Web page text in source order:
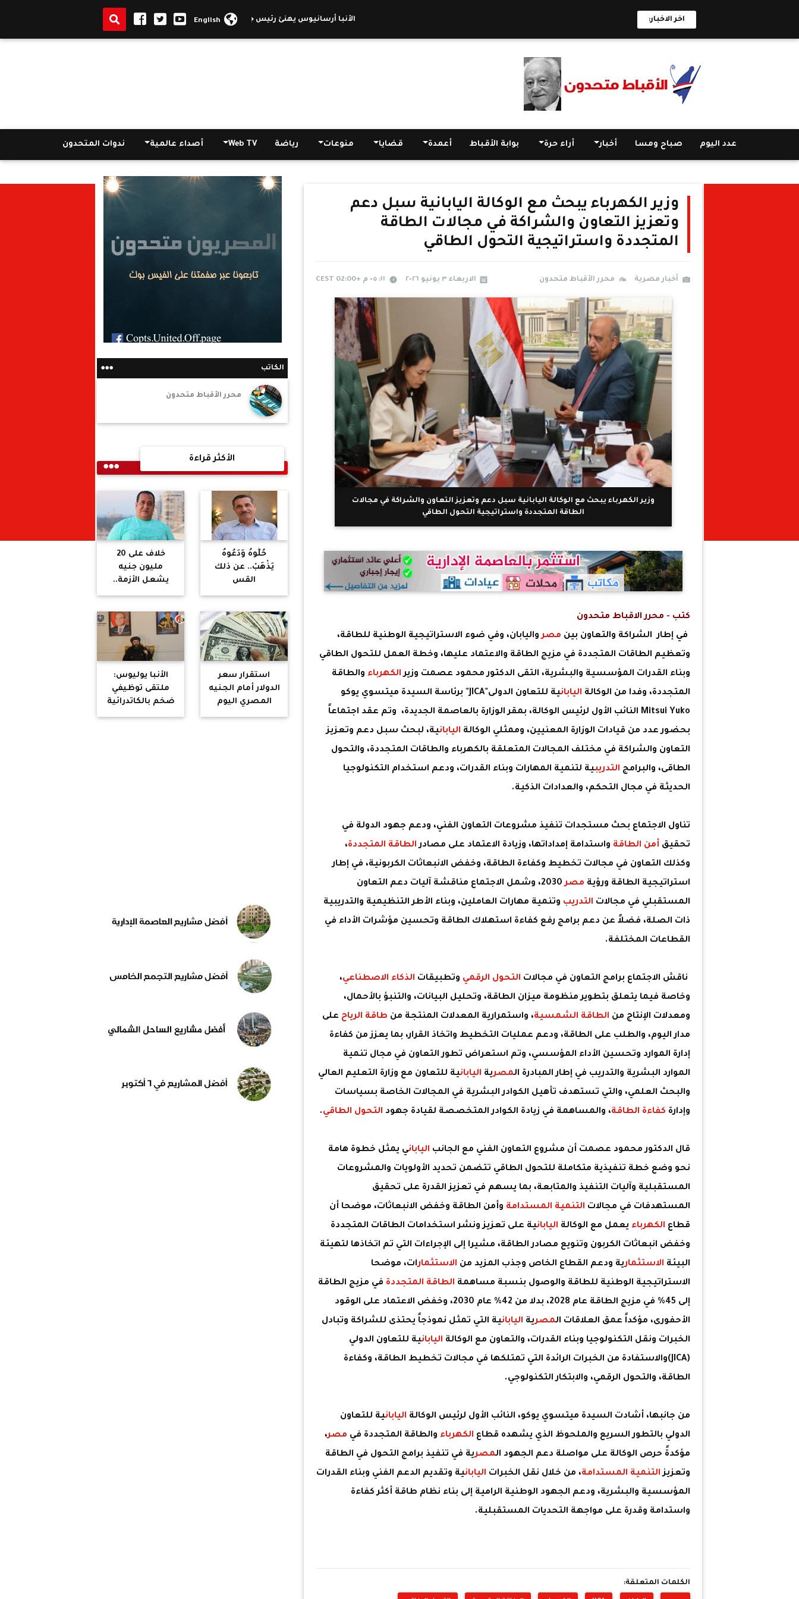
اخر الاخبار: الأنبا أرسانيوس يهنئ رئيس جامعة الوادى الجديد بعيد الأضحى ويشيد بالدور العلمي والوطني للجامعة
English
عدد اليوم صباح ومسا أخبار أراء حرة بوابة الأقباط أعمدة قضايا منوعات رياضة Web TV أصداء عالمية ندوات المتحدون
وزير الكهرباء يبحث مع الوكالة اليابانية سبل دعم
وتعزيز التعاون والشراكة في مجالات الطاقة
المتجددة واستراتيجية التحول الطاقي
أخبار مصرية محرر الأقباط متحدون الاربعاء ٣ يونيو ٢٠٢٦ ١١: ٠٥ م +02:00 CEST
وزير الكهرباء يبحث مع الوكالة اليابانية سبل دعم وتعزيز التعاون والشراكة في مجالات
الطاقة المتجددة واستراتيجية التحول الطاقي
كتب - محرر الاقباط متحدون
في إطار الشراكة والتعاون بين مصرواليابان، وفي ضوء الاستراتيجية الوطنية للطاقة،
وتعظيم الطاقات المتجددة في مزيج الطاقة والاعتماد عليها، وخطة العمل للتحول الطاقي
وبناء القدرات المؤسسية والبشرية، التقى الدكتور محمود عصمت وزيرالكهرباء والطاقة
المتجددة، وفدا من الوكالة اليابان
ية للتعاون الدولى"JICA" برئاسة السيدة ميتسوي يوكو
Mitsui Yuko النائب الأول لرئيس الوكالة، بمقر الوزارة بالعاصمة الجديدة، وتم عقد اجتماعاً
بحضور عدد من قيادات الوزارة المعنيين، وممثلي الوكالة اليابانية، لبحث سبل دعم وتعزيز
التعاون والشراكة في مختلف المجالات المتعلقة بالكهرباء والطاقات المتجددة، والتحول
الطاقى، والبرامج التدريبية لتنمية المهارات وبناء القدرات، ودعم استخدام التكنولوجيا
الحديثة في مجال التحكم، والعدادات الذكية.
تناول الاجتماع بحث مستجدات تنفيذ مشروعات التعاون الفني، ودعم جهود الدولة في
تحقيق أمن الطاقة واستدامة إمداداتها، وزيادة الاعتماد على مصادرالطاقة المتجددة،
وكذلك التعاون في مجالات تخطيط وكفاءة الطاقة، وخفض الانبعاثات الكربونية، في إطار
استراتيجية الطاقة ورؤية مصر
2030، وشمل الاجتماع مناقشة آليات دعم التعاون
المستقبلي في مجالات التدريب وتنمية مهارات العاملين، وبناء الأطر التنظيمية والتدريبية
ذات الصلة، فضلاً عن دعم برامج رفع كفاءة استهلاك الطاقة وتحسين مؤشرات الأداء في
القطاعات المختلفة.
ناقش الاجتماع برامج التعاون في مجالات التحول الرقمي وتطبيقات الذكاء الاصطناعي،
وخاصة فيما يتعلق بتطوير منظومة ميزان الطاقة، وتحليل البيانات، والتنبؤ بالأحمال،
ومعدلات الإنتاج من الطاقة الشمسية، واستمرارية المعدلات المنتجة من طاقة الرياح على
مدار اليوم، والطلب على الطاقة، ودعم عمليات التخطيط واتخاذ القرار، بما يعزز من كفاءة
إدارة الموارد وتحسين الأداء المؤسسي، وتم استعراض تطور التعاون في مجال تنمية
الموارد البشرية والتدريب في إطار المبادرة المصرية اليابانية للتعاون مع وزارة التعليم العالي
والبحث العلمي، والتي تستهدف تأهيل الكوادر البشرية في المجالات الخاصة بسياسات
وإدارة كفاءة الطاقة، والمساهمة في زيادة الكوادر المتخصصة لقيادة جهود التحول الطاقي.
قال الدكتور محمود عصمت أن مشروع التعاون الفني مع الجانب الياباني يمثل خطوة هامة
نحو وضع خطة تنفيذية متكاملة للتحول الطاقي تتضمن تحديد الأولويات والمشروعات
المستقبلية وآليات التنفيذ والمتابعة، بما يسهم في تعزيز القدرة على تحقيق
المستهدفات في مجالات التنمية المستدامة وأمن الطاقة وخفض الانبعاثات، موضحا أن
قطاع الكهرباء يعمل مع الوكالة اليابانية على تعزيز ونشر استخدامات الطاقات المتجددة
وخفض انبعاثات الكربون وتنويع مصادر الطاقة، مشيرا إلى الإجراءات التي تم اتخاذها لتهيئة
البيئة الاستثمارية ودعم القطاع الخاص وجذب المزيد من الاستثمارات، موضحا
الاستراتيجية الوطنية للطاقة والوصول بنسبة مساهمة الطاقة المتجددة في مزيج الطاقة
إلى 45% في مزيج الطاقة عام 2028، بدلا من 42% عام 2030، وخفض الاعتماد على الوقود
الأحفورى، مؤكداً عمق العلاقات المصرية اليابانية التي تمثل نموذجاً يحتذى للشراكة وتبادل
الخبرات ونقل التكنولوجيا وبناء القدرات، والتعاون مع الوكالة اليابانية للتعاون الدولي
(JICA)والاستفادة من الخبرات الرائدة التي تمتلكها في مجالات تخطيط الطاقة، وكفاءة
الطاقة، والتحول الرقمي، والابتكار التكنولوجي.
من جانبها، أشادت السيدة ميتسوي يوكو، النائب الأول لرئيس الوكالة اليابانية للتعاون
الدولي بالتطور السريع والملحوظ الذي يشهده قطاع الكهرباء والطاقة المتجددة في مصر،
مؤكدةً حرص الوكالة على مواصلة دعم الجهود المصرية في تنفيذ برامج التحول في الطاقة
وتعزيزالتنمية المستدامة، من خلال نقل الخبرات اليابانية وتقديم الدعم الفني وبناء القدرات
المؤسسية والبشرية، ودعم الجهود الوطنية الرامية إلى بناء نظام طاقة أكثر كفاءة
واستدامة وقدرة على مواجهة التحديات المستقبلية.
الكلمات المتعلقة:
الكاتب
محرر الأقباط متحدون
الأكثر قراءة
حُلُّوهُ وَدَعُوهُ
يَذْهَبْ.. عن ذلك
القس
"البروتستانتي"
خلاف على 20
مليون جنيه
يشعل الأزمة..
القصة الكاملة
نخنوخ وأحمد
الحداد
استقرار سعر
الدولار أمام الجنيه
المصري اليوم
الأنبا يوليوس:
ملتقى توظيفي
ضخم بالكاتدرائية